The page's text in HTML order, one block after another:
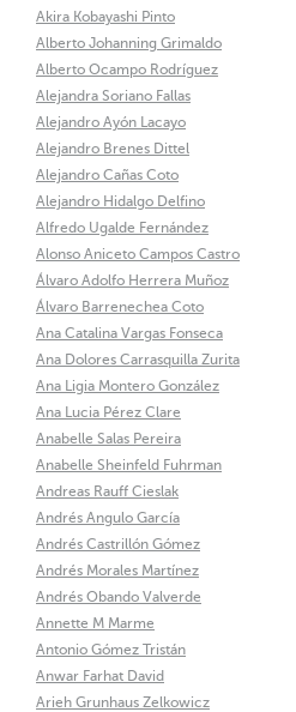
Akira Kobayashi Pinto
Alberto Johanning Grimaldo
Alberto Ocampo Rodríguez
Alejandra Soriano Fallas
Alejandro Ayón Lacayo
Alejandro Brenes Dittel
Alejandro Cañas Coto
Alejandro Hidalgo Delfino
Alfredo Ugalde Fernández
Alonso Aniceto Campos Castro
Álvaro Adolfo Herrera Muñoz
Álvaro Barrenechea Coto
Ana Catalina Vargas Fonseca
Ana Dolores Carrasquilla Zurita
Ana Ligia Montero González
Ana Lucia Pérez Clare
Anabelle Salas Pereira
Anabelle Sheinfeld Fuhrman
Andreas Rauff Cieslak
Andrés Angulo García
Andrés Castrillón Gómez
Andrés Morales Martínez
Andrés Obando Valverde
Annette M Marme
Antonio Gómez Tristán
Anwar Farhat David
Arieh Grunhaus Zelkowicz